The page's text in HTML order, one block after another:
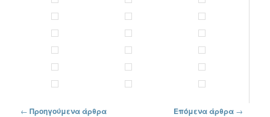
Πλοήγηση στα άρθρα
← Προηγούμενα άρθρα Επόμενα άρθρα →